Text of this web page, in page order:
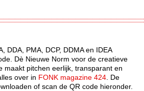
DDA, PMA, DCP, DDMA en IDEA
Dè Nieuwe Norm voor de creatieve
maakt pitchen eerlijk, transparant en
over in FONK magazine 424 . De
of scan de QR code hieronder.